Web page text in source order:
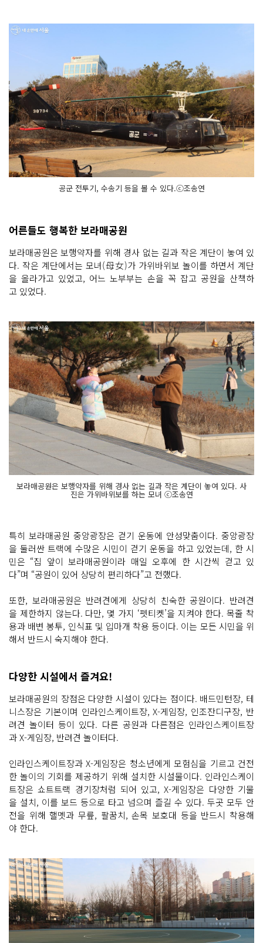
공군 전투기, 수송기 등을 볼 수 있다.ⓒ조송연
어른들도 행복한 보라매공원
보라매공원은 보행약자를 위해 경사 없는 길과 작은 계단이 놓여 있
다. 작은 계단에서는 모녀(母女)가 가위바위보 놀이를 하면서 계단
을 올라가고 있었고, 어느 노부부는 손을 꼭 잡고 공원을 산책하
고 있었다.
보라매공원은 보행약자를 위해 경사 없는 길과 작은 계단이 놓여 있다. 사
진은 가위바위보를 하는 모녀 ⓒ조송연
특히 보라매공원 중앙광장은 걷기 운동에 안성맞춤이다. 중앙광장
을 둘러싼 트랙에 수많은 시민이 걷기 운동을 하고 있었는데, 한 시
민은 “집 앞이 보라매공원이라 매일 오후에 한 시간씩 걷고 있
다”며 “공원이 있어 상당히 편리하다”고 전했다.
또한, 보라매공원은 반려견에게 상당히 친숙한 공원이다. 반려견
을 제한하지 않는다. 다만, 몇 가지 ‘펫티켓’을 지켜야 한다. 목줄 착
용과 배변 봉투, 인식표 및 입마개 착용 등이다. 이는 모든 시민을 위
해서 반드시 숙지해야 한다.
다양한 시설에서 즐겨요!
보라매공원의 장점은 다양한 시설이 있다는 점이다. 배드민턴장, 테
니스장은 기본이며 인라인스케이트장, X-게임장, 인조잔디구장, 반
려견 놀이터 등이 있다. 다른 공원과 다른점은 인라인스케이트장
과 X-게임장, 반려견 놀이터다.
인라인스케이트장과 X-게임장은 청소년에게 모험심을 기르고 건전
한 놀이의 기회를 제공하기 위해 설치한 시설물이다. 인라인스케이
트장은 쇼트트랙 경기장처럼 되어 있고, X-게임장은 다양한 기물
을 설치, 이를 보드 등으로 타고 넘으며 즐길 수 있다. 두곳 모두 안
전을 위해 핼멧과 무릎, 팔꿈치, 손목 보호대 등을 반드시 착용해
야 한다.